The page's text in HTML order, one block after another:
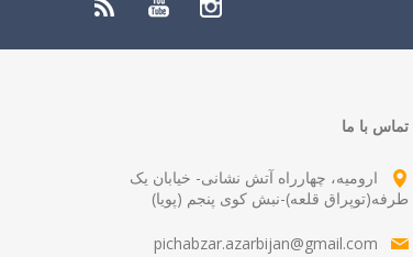
تماس با ما
ارومیه، چهارراه آتش نشانی- خیابان یک
طرفه(توپراق قلعه)-نبش کوی پنجم (پویا)
pichabzar.azarbijan@gmail.com